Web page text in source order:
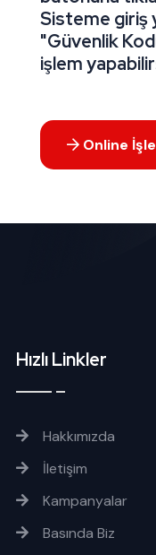
Sisteme giriş
"Güvenlik
işlem
Online
Hızlı Linkler
Hakkımızda
İletişim
Kampanyalar
Basında Biz